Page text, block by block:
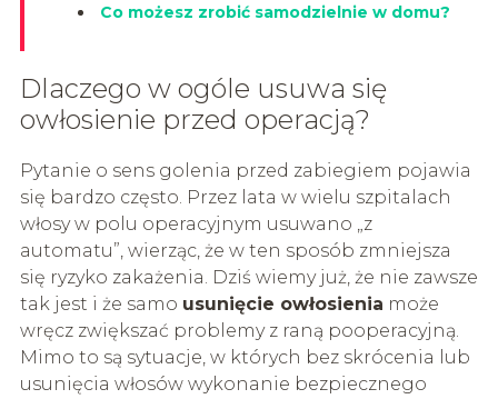
Co możesz zrobić samodzielnie w domu?
Dlaczego w ogóle usuwa się
owłosienie przed operacją?
Pytanie o sens golenia przed zabiegiem pojawia
się bardzo często. Przez lata w wielu szpitalach
włosy w polu operacyjnym usuwano „z
automatu”, wierząc, że w ten sposób zmniejsza
się ryzyko zakażenia. Dziś wiemy już, że nie zawsze
tak jest i że samo usunięcie owłosienia może
wręcz zwiększać problemy z raną pooperacyjną.
Mimo to są sytuacje, w których bez skrócenia lub
usunięcia włosów wykonanie bezpiecznego